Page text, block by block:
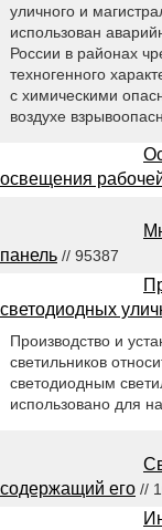
уличного и
использован
России в районах
техногенного
с химическими
воздухе
освещения
панель // 95387
светодиодных
Производство и
светильников
светодиодным
использовано для
содержащий его //